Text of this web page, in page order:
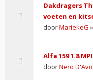
Dakdragers
voeten en
doorMariekeG
Alfa 159 1.8
doorNero